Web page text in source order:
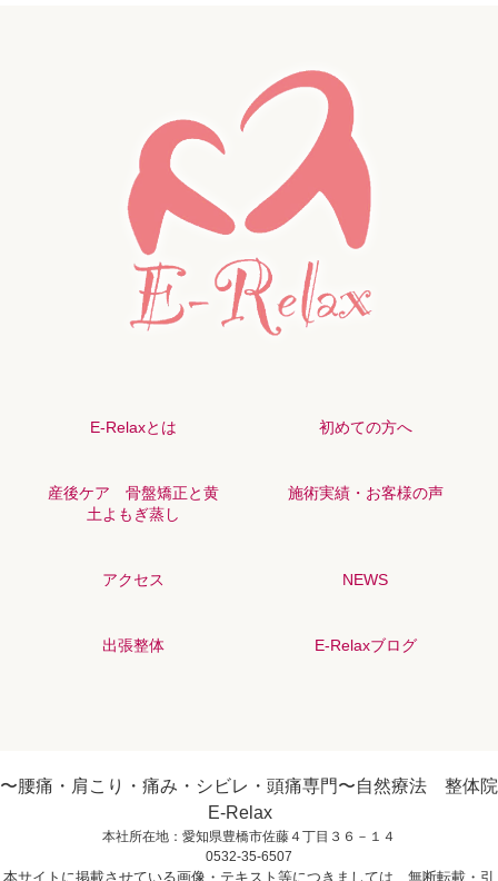
E-Relaxとは 初めての方へ
産後ケア 骨盤矯正と黄
土よもぎ蒸し
施術実績・お客様の声
アクセス NEWS
出張整体 E-Relaxブログ
〜腰痛・肩こり・痛み・シビレ・頭痛専門〜自然療法 整体院
E-Relax
本社所在地：愛知県豊橋市佐藤４丁目３６－１４
0532-35-6507
本サイトに掲載させている画像・テキスト等につきましては、無断転載・引